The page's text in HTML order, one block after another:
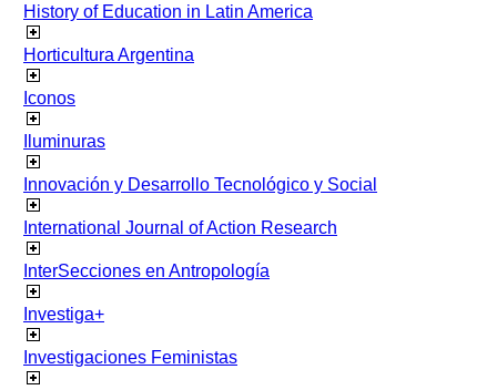
History of Education in Latin America
Horticultura Argentina
Iconos
Iluminuras
Innovación y Desarrollo Tecnológico y Social
International Journal of Action Research
InterSecciones en Antropología
Investiga+
Investigaciones Feministas